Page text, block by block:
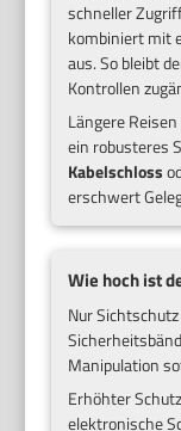
schneller
kombiniert mit
aus. So bleibt
Kontrollen
Längere
ein robusteres
Kabelschloss
erschwert
Wie hoch ist
Nur
Manipulation
Erhöhter
elektronische